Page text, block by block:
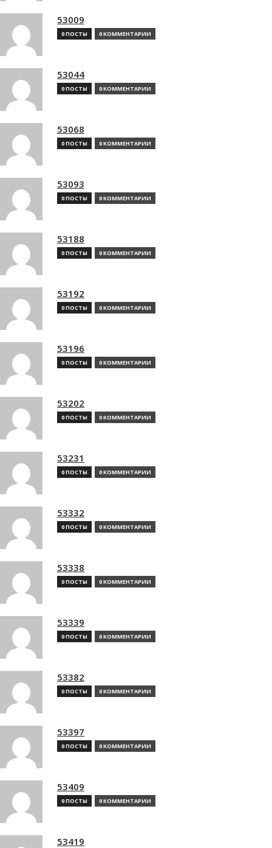
53009
0 ПОСТЫ 0 КОММЕНТАРИИ
53044
0 ПОСТЫ 0 КОММЕНТАРИИ
53068
0 ПОСТЫ 0 КОММЕНТАРИИ
53093
0 ПОСТЫ 0 КОММЕНТАРИИ
53188
0 ПОСТЫ 0 КОММЕНТАРИИ
53192
0 ПОСТЫ 0 КОММЕНТАРИИ
53196
0 ПОСТЫ 0 КОММЕНТАРИИ
53202
0 ПОСТЫ 0 КОММЕНТАРИИ
53231
0 ПОСТЫ 0 КОММЕНТАРИИ
53332
0 ПОСТЫ 0 КОММЕНТАРИИ
53338
0 ПОСТЫ 0 КОММЕНТАРИИ
53339
0 ПОСТЫ 0 КОММЕНТАРИИ
53382
0 ПОСТЫ 0 КОММЕНТАРИИ
53397
0 ПОСТЫ 0 КОММЕНТАРИИ
53409
0 ПОСТЫ 0 КОММЕНТАРИИ
53419